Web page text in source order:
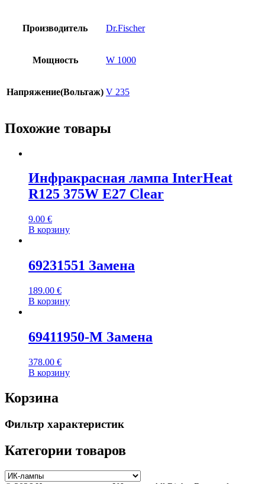
Производитель Dr.Fischer
Мощность W 1000
Напряжение(Вольтаж) V 235
Похожие товары
Инфракрасная лампа InterHeat
R125 375W E27 Clear
9.00 €
В корзину
69231551 Замена
189.00 €
В корзину
69411950-M Замена
378.00 €
В корзину
Корзина
Фильтр характеристик
Категории товаров